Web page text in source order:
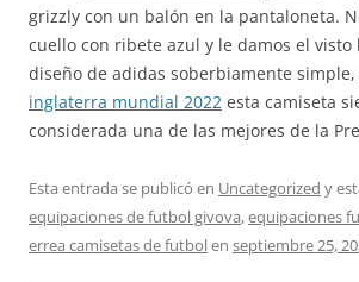
grizzly con un balón en la pantaloneta.
cuello con ribete azul y le damos el visto
diseño de adidas soberbiamente simple,
inglaterra mundial 2022 esta camiseta
considerada una de las mejores de la
Esta entrada se publicó en Uncategorized y
equipaciones de futbol givova,equipaciones
errea camisetas de futbolen septiembre 25,